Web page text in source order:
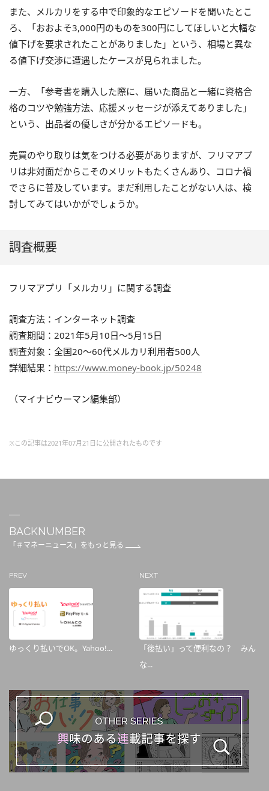
また、メルカリをする中で印象的なエピソードを聞いたとこ
ろ、「おおよそ3,000円のものを300円にしてほしいと大幅な
値下げを要求されたことがありました」という、相場と異な
る値下げ交渉に遭遇したケースが見られました。
一方、「参考書を購入した際に、届いた商品と一緒に資格合
格のコツや勉強方法、応援メッセージが添えてありました」
という、出品者の優しさが分かるエピソードも。
売買のやり取りは気をつける必要がありますが、フリマアプ
リは非対面だからこそのメリットもたくさんあり、コロナ禍
でさらに普及しています。まだ利用したことがない人は、検
討してみてはいかがでしょうか。
調査概要
フリマアプリ「メルカリ」に関する調査
調査方法：インターネット調査
調査期間：2021年5月10日～5月15日
調査対象：全国20～60代メルカリ利用者500人
詳細結果： https://www.money-book.jp/50248
（マイナビウーマン編集部）
※この記事は2021年07月21日に公開されたものです
BACKNUMBER
「＃マネーニュース」をもっと見る
PREV
ゆっくり払いでOK。Yahoo!...
NEXT
「後払い」って便利なの？ みん
な...